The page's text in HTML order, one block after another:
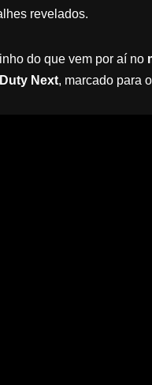
revelados.
do que vem por aí no
Next, marcado para